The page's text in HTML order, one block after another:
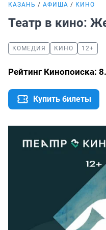
КАЗАНЬ АФИША КИНО
Театр в кино:
КОМЕДИЯ КИНО 12+
Рейтинг Кинопоиска:
Купить билеты